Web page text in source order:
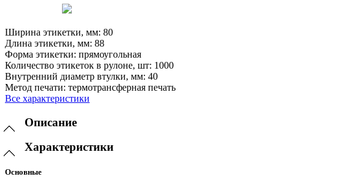
Ширина этикетки, мм: 80
Длина этикетки, мм: 88
Форма этикетки: прямоугольная
Количество этикеток в рулоне, шт: 1000
Внутренний диаметр втулки, мм: 40
Метод печати: термотрансферная печать
Все характеристики
Описание
Характеристики
Основные